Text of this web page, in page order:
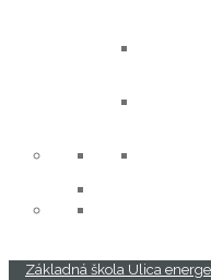
Základná škola Ulica